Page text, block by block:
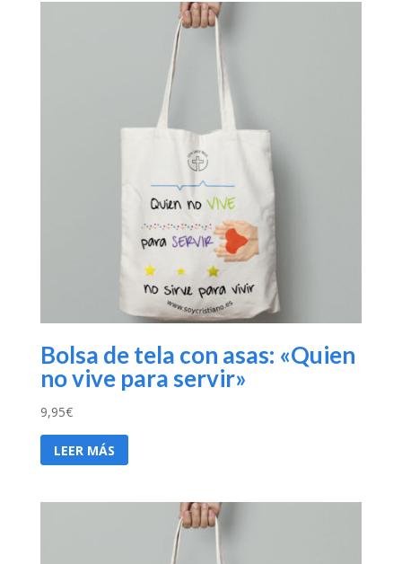
Bolsa de tela con asas: «Quien
no vive para servir»
9,95€
LEER MÁS